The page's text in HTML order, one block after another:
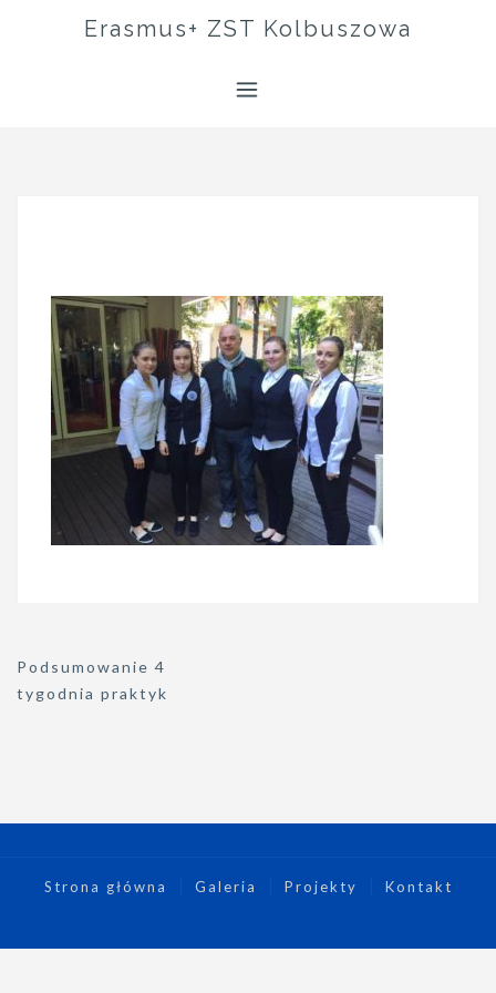
Erasmus+ ZST Kolbuszowa
Nawigacja
wpisu
Podsumowanie 4
tygodnia praktyk
Strona główna Galeria Projekty Kontakt